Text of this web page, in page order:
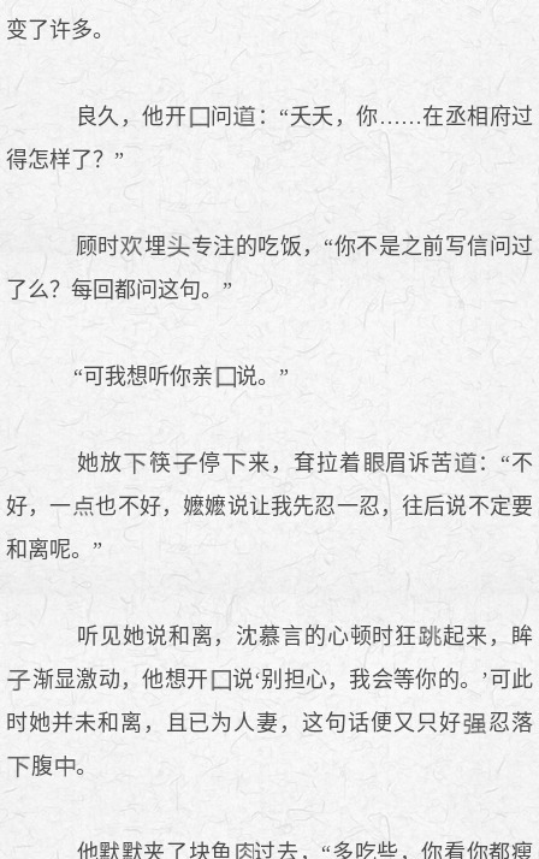
变了许多。
良久，他开 问
：“夭夭，你……在丞相府过
得怎样了？”
顾时 埋
专注的吃饭，“你不是之前写信问过
了么？每回都问这句。”
“可我想听你亲 说。”
她放 筷 停 来，耷拉着 眉诉苦
：“不
好，一
也不好，嬷嬷说让我先忍一忍，往后说不定要
和离呢。”
听见她说和离，沈慕言的心顿时狂
起来，眸
渐显激动，他想开
说‘别担心，我会等你的。’可此
时她并未和离，且已为人妻，这句话便又只好
忍落
腹
。
他默默夹了块鱼
过去，“多吃些，你看你都瘦